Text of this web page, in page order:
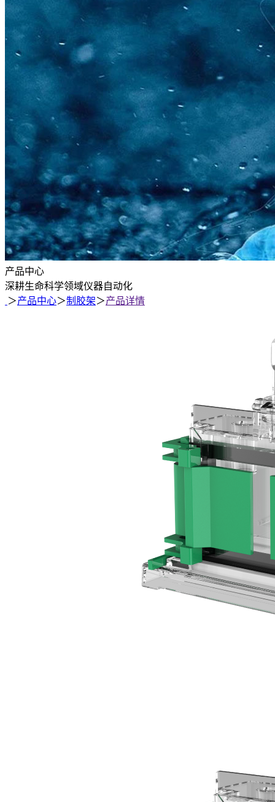
产品中心
深耕生命科学领域仪器自动化
＞产品中心＞制胶架＞产品详情